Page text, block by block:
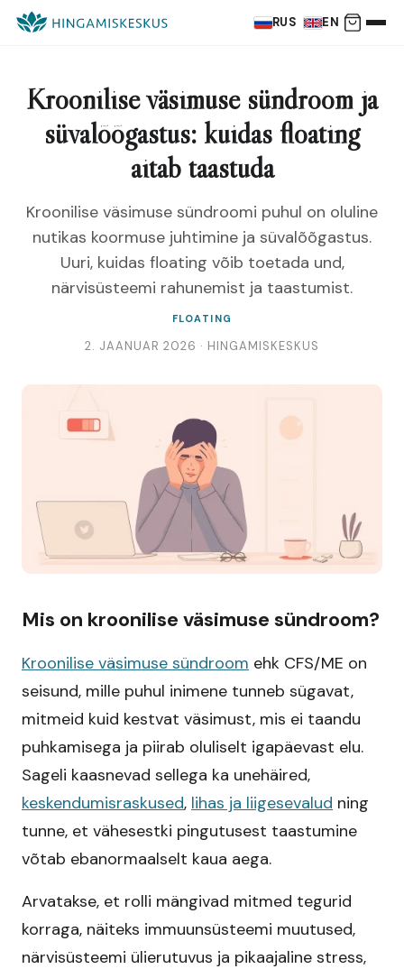
RUS EN
Kroonilise väsimuse sündroom ja
süvalõõgastus: kuidas floating
aitab taastuda
Kroonilise väsimuse sündroomi puhul on oluline
nutikas koormuse juhtimine ja süvalõõgastus.
Uuri, kuidas floating võib toetada und,
närvisüsteemi rahunemist ja taastumist.
FLOATING
2. JAANUAR 2026 · HINGAMISKESKUS
Mis on kroonilise väsimuse sündroom?
Kroonilise väsimuse sündroom ehk CFS/ME on
seisund, mille puhul inimene tunneb sügavat,
mitmeid kuid kestvat väsimust, mis ei taandu
puhkamisega ja piirab oluliselt igapäevast elu.
Sageli kaasnevad sellega ka unehäired,
keskendumisraskused, lihas ja liigesevalud ning
tunne, et vähesestki pingutusest taastumine
võtab ebanormaalselt kaua aega.​
Arvatakse, et rolli mängivad mitmed tegurid
korraga, näiteks immuunsüsteemi muutused,
närvisüsteemi ülierutuvus ja pikaajaline stress,